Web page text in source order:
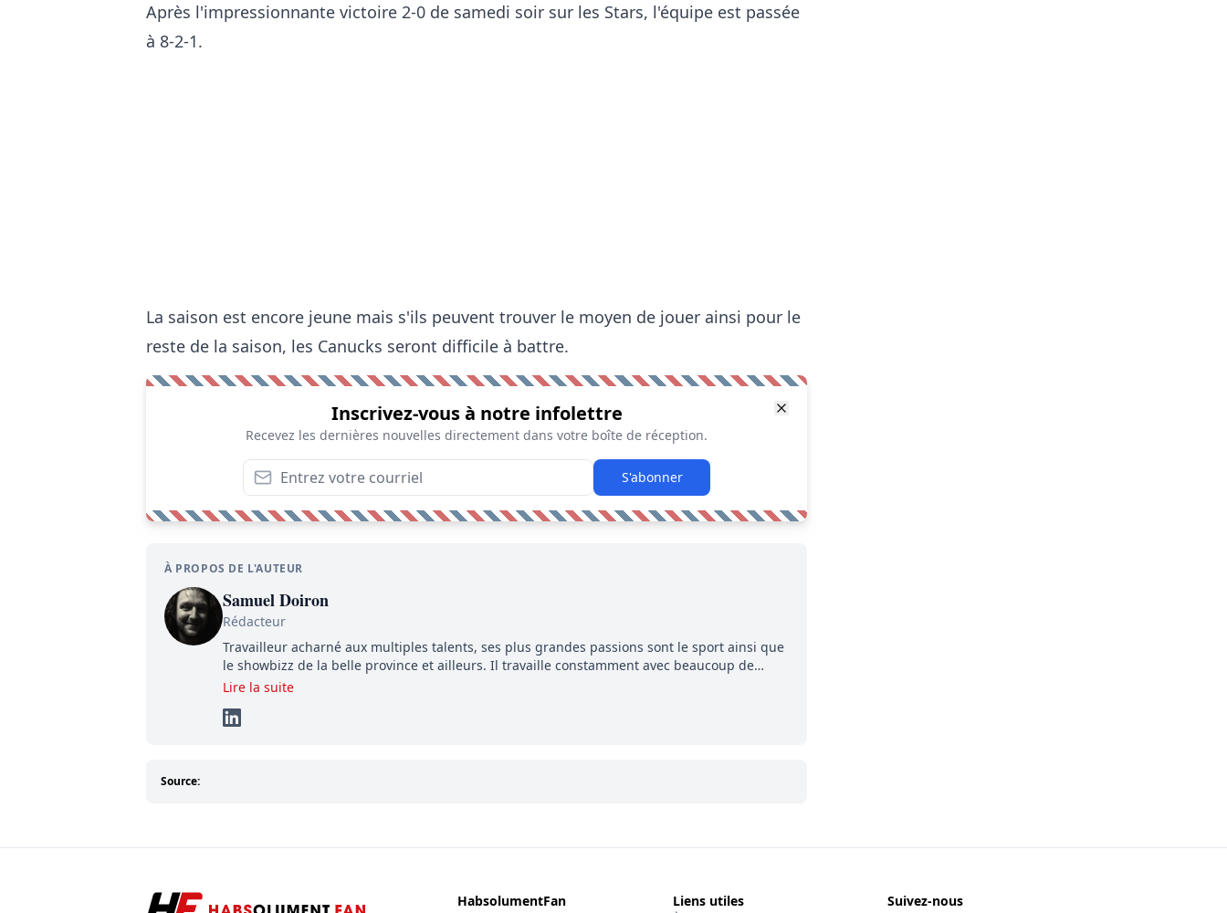
Après l'impressionnante victoire 2-0 de samedi soir sur les Stars, l'équipe est passée
à 8-2-1.
La saison est encore jeune mais s'ils peuvent trouver le moyen de jouer ainsi pour le
reste de la saison, les Canucks seront difficile à battre.
Inscrivez-vous à notre infolettre
Recevez les dernières nouvelles directement dans votre boîte de réception.
S'abonner
À PROPOS DE L'AUTEUR
Samuel Doiron
Rédacteur
Travailleur acharné aux multiples talents, ses plus grandes passions sont le sport ainsi que
le showbizz de la belle province et ailleurs. Il travaille constamment avec beaucoup de
détermination pour parvenir à se démarquer. Sa volonté et son souci du détail sont des
Lire la suite
Source:
HabsolumentFan
Liens utiles
Suivez-nous